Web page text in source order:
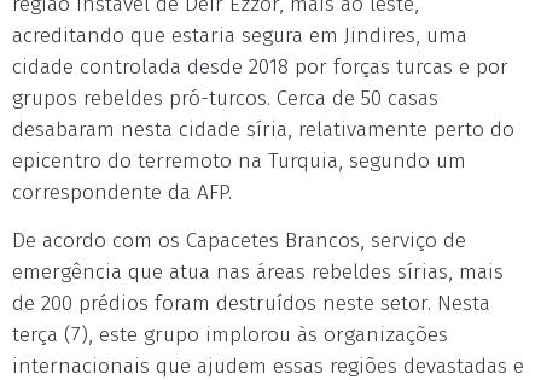
acreditando que estaria segura em Jindires, uma
cidade controlada desde 2018 por forças turcas e por
grupos rebeldes pró-turcos. Cerca de 50 casas
desabaram nesta cidade síria, relativamente perto do
epicentro do terremoto na Turquia, segundo um
correspondente da AFP.
De acordo com os Capacetes Brancos, serviço de
emergência que atua nas áreas rebeldes sírias, mais
de 200 prédios foram destruídos neste setor. Nesta
terça (7), este grupo implorou às organizações
internacionais que ajudem essas regiões devastadas e